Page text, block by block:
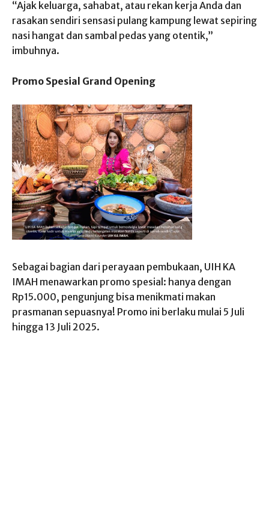
“Ajak keluarga, sahabat, atau rekan kerja Anda dan
rasakan sendiri sensasi pulang kampung lewat sepiring
nasi hangat dan sambal pedas yang otentik,”
imbuhnya.
Promo Spesial Grand Opening
Sebagai bagian dari perayaan pembukaan, UIH KA
IMAH menawarkan promo spesial: hanya dengan
Rp15.000, pengunjung bisa menikmati makan
prasmanan sepuasnya! Promo ini berlaku mulai 5 Juli
hingga 13 Juli 2025.